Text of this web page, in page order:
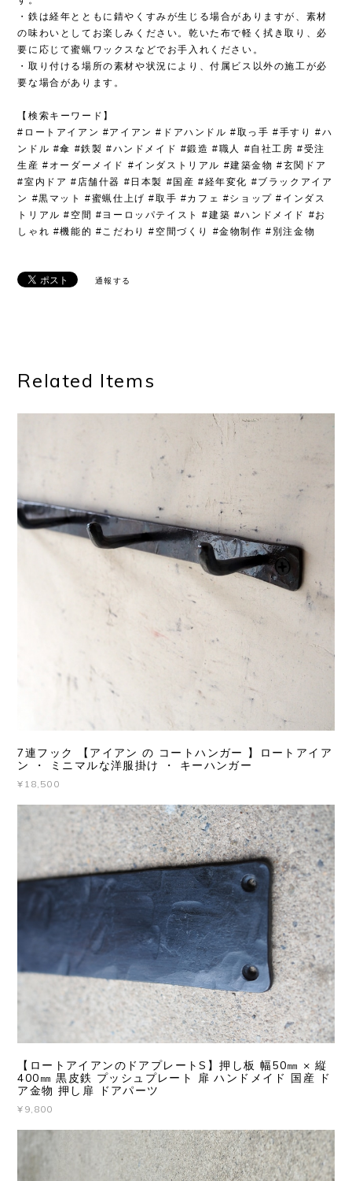
・鉄は経年とともに錆やくすみが生じる場合がありますが、素材
の味わいとしてお楽しみください。乾いた布で軽く拭き取り、必
要に応じて蜜蝋ワックスなどでお手入れください。
・取り付ける場所の素材や状況により、付属ビス以外の施工が必
要な場合があります。
【検索キーワード】
#ロートアイアン #アイアン #ドアハンドル #取っ手 #手すり #ハ
ンドル #傘 #鉄製 #ハンドメイド #鍛造 #職人 #自社工房 #受注
生産 #オーダーメイド #インダストリアル #建築金物 #玄関ドア
#室内ドア #店舗什器 #日本製 #国産 #経年変化 #ブラックアイア
ン #黒マット #蜜蝋仕上げ #取手 #カフェ #ショップ #インダス
トリアル #空間 #ヨーロッパテイスト #建築 #ハンドメイド #お
しゃれ #機能的 #こだわり #空間づくり #金物制作 #別注金物
通報する
Related Items
7連フック 【アイアン の コートハンガー 】ロートアイア
ン ・ ミニマルな洋服掛け ・ キーハンガー
¥18,500
【ロートアイアンのドアプレートS】押し板 幅50㎜ × 縦
400㎜ 黒皮鉄 プッシュプレート 扉 ハンドメイド 国産 ド
ア金物 押し扉 ドアパーツ
¥9,800